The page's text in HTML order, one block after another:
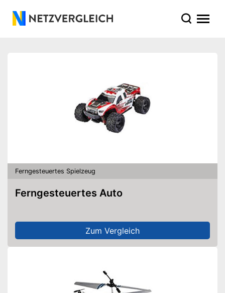
Ferngesteuertes Spielzeug
Ferngesteuertes Auto
Zum Vergleich